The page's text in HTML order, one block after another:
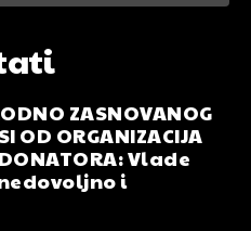
ZASNOVANOG
OD ORGANIZACIJA
Vlade
i